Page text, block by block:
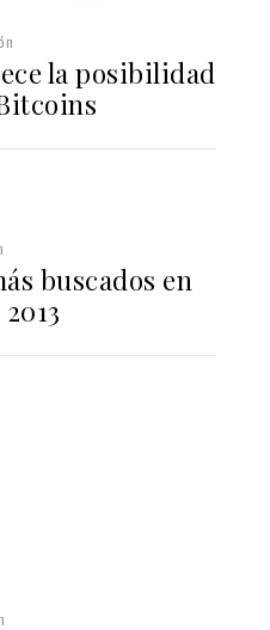
la posibilidad
buscados en